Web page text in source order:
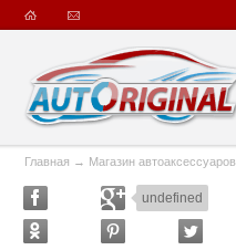
Главная → Магазин автоаксессуаров
undefined